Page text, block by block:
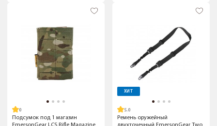
Подсумок под 1 магазин
ХИТ
5.0
Ремень оружейный